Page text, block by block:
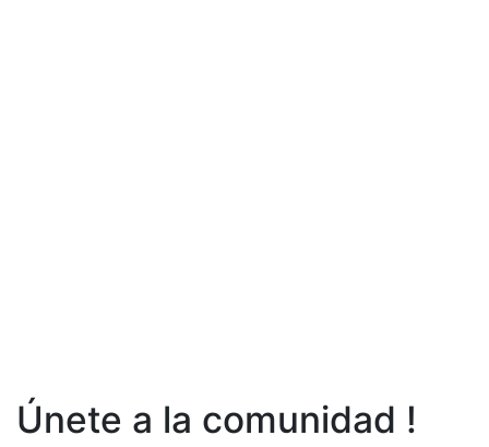
Únete a la comunidad !